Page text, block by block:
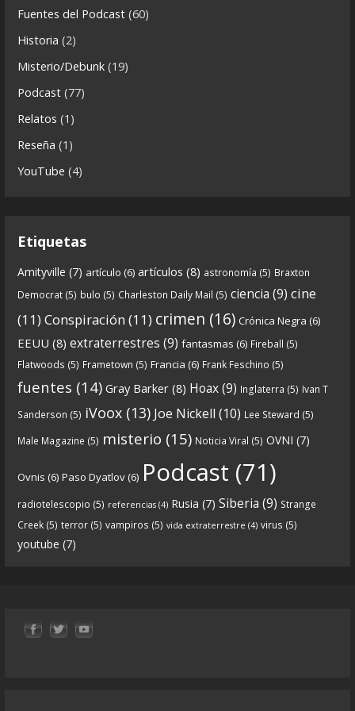
Crónicas de Nantucket
https://www.ivoox.com/cdn-6x06-8211-qanon-
parte-2-la-forja-audios-mp3_rf_67540152_1.html
Continuamos el especial Qanon con esta segunda
6 0 View on facebook
Crónicas de Nantucket
Descargar
https://www.ivoox.com/cdn-6x05-8211-qanon-
parte-1-origenes-audios-mp3_rf_67157433_1.html
Tras una exhaustiva investigación en los orígenes
y desarrollo de Qanon, la madre de todas las
more
c
a
s
Fuentes del Podcast (60)
Historia (2)
Misterio/Debunk (19)
Podcast (77)
Relatos (1)
Reseña (1)
YouTube (4)
Etiquetas
Amityville (7) artículo (6) artículos (8) astronomía (5) Braxton
Democrat (5) bulo (5) Charleston Daily Mail (5) ciencia (9) cine
(11) Conspiración (11) crimen (16) Crónica Negra (6)
EEUU (8) extraterrestres (9) fantasmas (6) Fireball (5)
Flatwoods (5) Frametown (5) Francia (6) Frank Feschino (5)
fuentes (14) Gray Barker (8) Hoax(9) Inglaterra (5) Ivan T
Sanderson (5) iVoox (13) Joe Nickell (10) Lee Steward (5)
Male Magazine (5) misterio (15) Noticia Viral (5) OVNI (7)
Ovnis (6) Paso Dyatlov (6) Podcast (71)
radiotelescopio (5) referencias (4) Rusia (7) Siberia (9) Strange
Creek (5) terror (5) vampiros (5) vida extraterrestre (4) virus (5)
youtube (7)